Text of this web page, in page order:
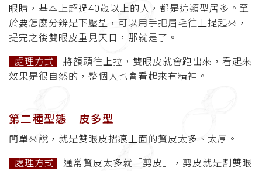
眼睛，基本上超過40歲以上的人，都是這類型居多。至
於要怎麼分辨是下壓型，可以用手把眉毛往上提起來，
提完之後雙眼皮重見天日，那就是了。
處理方式
將額頭往上拉，雙眼皮就會跑出來，看起來
效果是很自然的，整個人也會看起來有精神。
第二種型態 皮多型
簡單來說，就是雙眼皮摺痕上面的贅皮太多、太厚。
處理方式
通常贅皮太多就「剪皮」，剪皮就是割雙眼